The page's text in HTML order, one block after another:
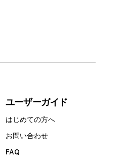
ユーザーガイド
はじめての方へ
お問い合わせ
FAQ